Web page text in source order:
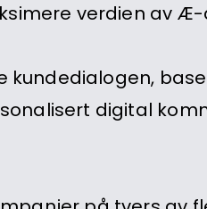
verdien av
digital